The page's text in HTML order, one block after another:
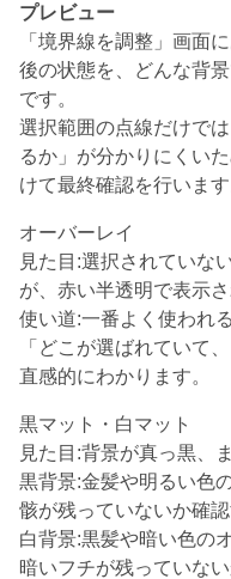
プレビュー
「境界線を調整」画面
後の状態を、どんな背
です。
選択範囲の点線だけで
るか」が分かりにくい
けて最終確認を行います
オーバーレイ
見た目:選択されていな
が、赤い半透明で表示さ
使い道:一番よく使われ
「どこが選ばれていて
直感的にわかります。
黒マット・白マット
見た目:背景が真っ黒、
黒背景:金髪や明るい色
骸が残っていないか確認
白背景:黒髪や暗い色の
暗いフチが残っていな